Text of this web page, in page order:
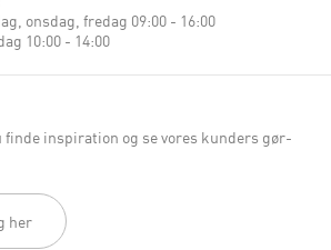
onsdag, fredag 09:00 - 16:00
10:00 - 14:00
finde inspiration og se vores kunders gør-
her